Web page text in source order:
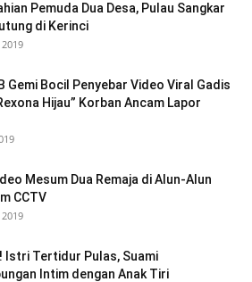
Pemuda Dua Desa, Pulau Sangkar
di Kerinci
Gemi Bocil Penyebar Video Viral Gadis
Hijau” Korban Ancam Lapor
Mesum Dua Remaja di Alun-Alun
CCTV
Istri Tertidur Pulas, Suami
Intim dengan Anak Tiri